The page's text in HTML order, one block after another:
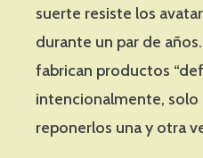
suerte resiste los
durante un par de
fabrican productos
intencionalmente, solo
reponerlos una y otra